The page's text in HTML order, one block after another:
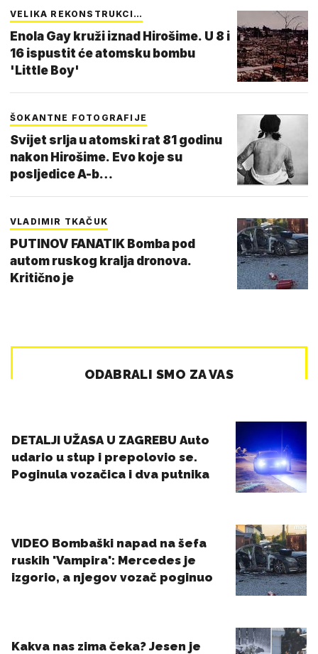
VELIKA REKONSTRUKCI…
Enola Gay kruži iznad Hirošime. U 8 i
16 ispustit će atomsku bombu
'Little Boy'
ŠOKANTNE FOTOGRAFIJE
Svijet srlja u atomski rat 81 godinu
nakon Hirošime. Evo koje su
posljedice A-b…
VLADIMIR TKAČUK
PUTINOV FANATIK Bomba pod
autom ruskog kralja dronova.
Kritično je